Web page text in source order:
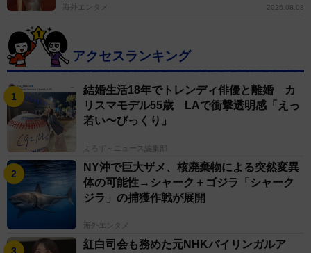
海外エンタメ 2026.08.08
アクセスランキング
結婚生活18年でトレンディ俳優と離婚 カ
リスマモデル55歳 LAで衝撃透明感「えっ
若い〜びっくり」
よろず～ニュース編集部
NY沖で巨大ザメ、核廃棄物による突然変異
体の可能性→シャーク＋ゴジラ「シャーク
ジラ」の捕獲作戦が展開
海外エンタメ
紅白司会も務めた元NHKバイリンガルア